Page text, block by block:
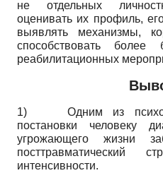
не отдельных
оценивать их профиль,
выявлять механизмы,
способствовать более
реабилитационных
1) Одним из
постановки человеку
угрожающего жизни
посттравматический
интенсивности.